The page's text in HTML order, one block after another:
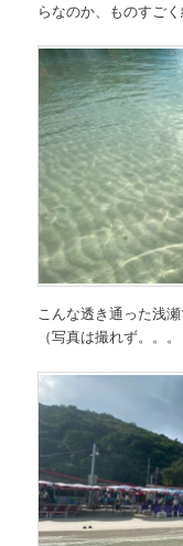
らなのか、ものすご
こんな透き通った浅
（写真は撮れず。。。